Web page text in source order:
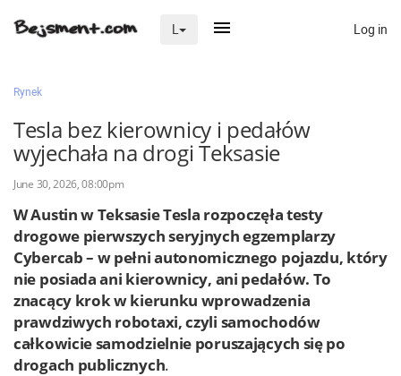
Na skróty
Zaloguj przez Clascal
×
Log in
Rynek
Tesla bez kierownicy i pedałów
wyjechała na drogi Teksasie
June 30, 2026, 08:00pm
W Austin w Teksasie Tesla rozpoczęła testy
drogowe pierwszych seryjnych egzemplarzy
Cybercab – w pełni autonomicznego pojazdu, który
nie posiada ani kierownicy, ani pedałów. To
znacący krok w kierunku wprowadzenia
prawdziwych robotaxi, czyli samochodów
całkowicie samodzielnie poruszających się po
drogach publicznych.